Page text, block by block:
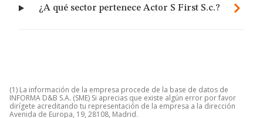
¿A qué sector pertenece Actor S First S.c.?
(1) La información de la empresa procede de la base de datos de
INFORMA D&B S.A. (SME) Si aprecias que existe algún error por favor
dirígete acreditando tu representación de la empresa a la dirección
Avenida de Europa, 19, 28108, Madrid.